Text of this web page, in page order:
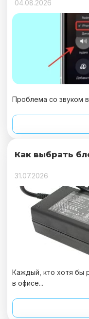
04.08.2026
Проблема со звуком
Как выбрать
31.07.2026
Каждый, кто хотя бы
в офисе...